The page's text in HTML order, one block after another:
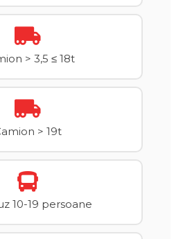
> 3,5 ≤ 18t
> 19t
10-19 persoane